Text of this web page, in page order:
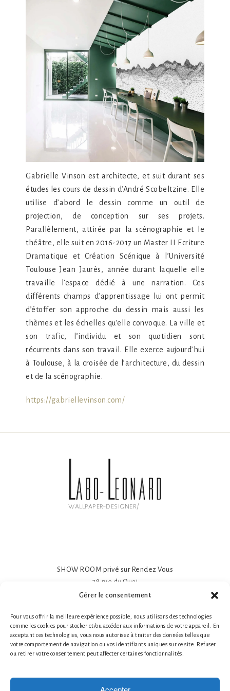
Gérer le consentement
Pour vous offrir la meilleure expérience possible, nous utilisons des technologies
comme les cookies pour stocker et/ou accéder aux informations de votre appareil. En
acceptant ces technologies, vous nous autorisez à traiter des données telles que
votre comportement de navigation ou vos identifiants uniques sur ce site. Refuser
ou retirer votre consentement peut affecter certaines fonctionnalités.
Gabrielle Vinson est architecte, et suit durant ses
études les cours de dessin d’André Scobeltzine. Elle
utilise d’abord le dessin comme un outil de
projection, de conception sur ses projets.
Parallèlement, attirée par la scénographie et le
théâtre, elle suit en 2016-2017 un Master II Ecriture
Dramatique et Création Scénique à l’Université
Toulouse Jean Jaurès, année durant laquelle elle
travaille l’espace dédié à une narration. Ces
différents champs d’apprentissage lui ont permit
d’étoffer son approche du dessin mais aussi les
thèmes et les échelles qu’elle convoque. La ville et
son trafic, l’individu et son quotidien sont
récurrents dans son travail. Elle exerce aujourd’hui
à Toulouse, à la croisée de l’architecture, du dessin
et de la scénographie.
https://gabriellevinson.com/
wallpaper-designer/
SHOW ROOM privé sur Rendez Vous
38 rue du Quai
81600 GAILLAC
Impression sur-mesure
Made in France- Made in Tarn
Tél. 1 : +33 (0)6 78 66 87 25 Nathalie Guillot
Tél. 2 : +33 (0)6 87 49 60 20 Bruno Defontaine
Mentions légales|© 2026 LABO-LEONARD